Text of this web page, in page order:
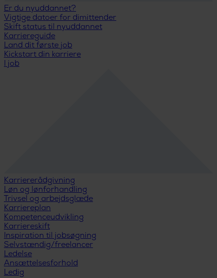
Er du nyuddannet?
Vigtige datoer for dimittender
Skift status til nyuddannet
Karriereguide
Land dit første job
Kickstart din karriere
I job
Karriererådgivning
Løn og lønforhandling
Trivsel og arbejdsglæde
Karriereplan
Kompetenceudvikling
Karriereskift
Inspiration til jobsøgning
Selvstændig/freelancer
Ledelse
Ansættelsesforhold
Ledig